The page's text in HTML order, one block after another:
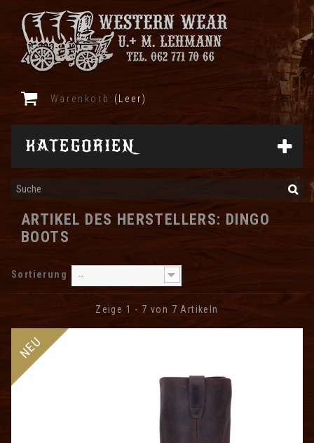
Warenkorb (Leer)
KATEGORIEN
ARTIKEL DES HERSTELLERS: DINGO
BOOTS
Sortierung --
Zeige 1 - 7 von 7 Artikeln
NEU